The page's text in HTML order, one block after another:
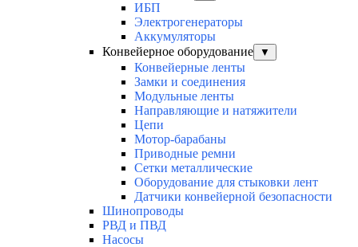
ИБП
Электрогенераторы
Аккумуляторы
Конвейерное оборудование
▼
Конвейерные ленты
Замки и соединения
Модульные ленты
Направляющие и натяжители
Цепи
Мотор-барабаны
Приводные ремни
Сетки металлические
Оборудование для стыковки лент
Датчики конвейерной безопасности
Шинопроводы
РВД и ПВД
Насосы